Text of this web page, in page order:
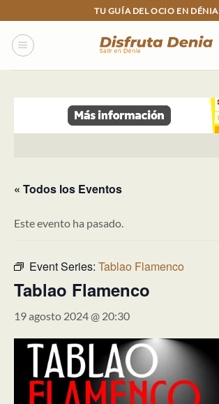
to
content
TU GUÍA DEL OCIO EN DÉNIA
« Todos los Eventos
Este evento ha pasado.
Event Series: Tablao Flamenco
Tablao Flamenco
19 agosto 2024 @ 20:30